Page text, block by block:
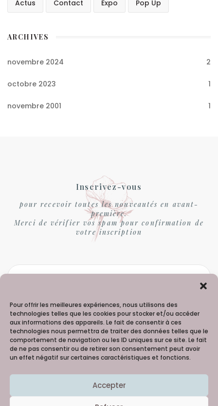
Pour offrir les meilleures expériences, nous utilisons des
technologies telles que les cookies pour stocker et/ou accéder
aux informations des appareils. Le fait de consentir à ces
technologies nous permettra de traiter des données telles que le
comportement de navigation ou les ID uniques sur ce site. Le fait
de ne pas consentir ou de retirer son consentement peut avoir
un effet négatif sur certaines caractéristiques et fonctions.
Accepter
Actus Contact Expo Pop Up
ARCHIVES
novembre 2024 2
octobre 2023 1
novembre 2001 1
Inscrivez-vous
pour recevoir toutes les nouveautés en avant-
première.
Merci de vérifier vos spam pour confirmation de
votre inscription
Madame Hortense - 06 98 91 99 60
Copyright © 2021Creativattitude